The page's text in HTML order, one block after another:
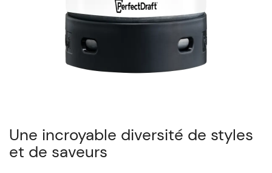
Une incroyable diversité de styles
et de saveurs